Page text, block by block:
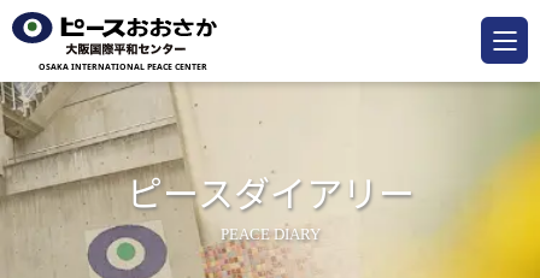
ピースダイアリー
PEACE DIARY